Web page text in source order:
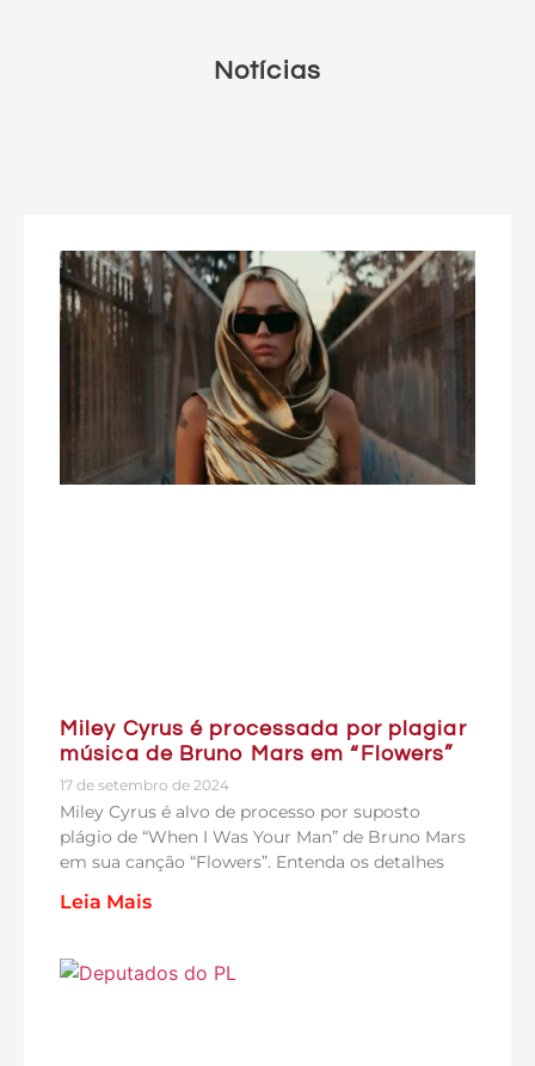
Notícias
Miley Cyrus é processada por plagiar
música de Bruno Mars em “Flowers”
17 de setembro de 2024
Miley Cyrus é alvo de processo por suposto
plágio de “When I Was Your Man” de Bruno Mars
em sua canção “Flowers”. Entenda os detalhes
Leia Mais